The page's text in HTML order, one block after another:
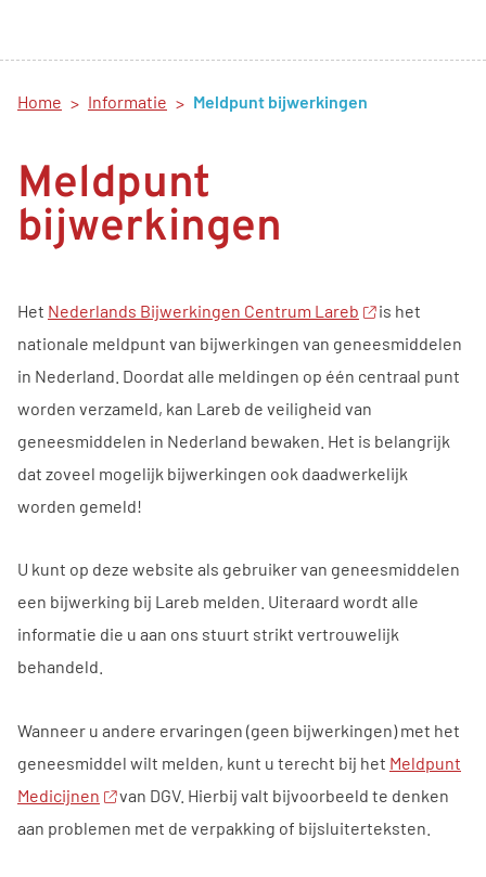
Home Informatie Meldpunt bijwerkingen
Meldpunt
bijwerkingen
Het Nederlands Bijwerkingen Centrum Lareb
is het
nationale meldpunt van bijwerkingen van geneesmiddelen
in Nederland. Doordat alle meldingen op één centraal punt
worden verzameld, kan Lareb de veiligheid van
geneesmiddelen in Nederland bewaken. Het is belangrijk
dat zoveel mogelijk bijwerkingen ook daadwerkelijk
worden gemeld!
U kunt op deze website als gebruiker van geneesmiddelen
een bijwerking bij Lareb melden. Uiteraard wordt alle
informatie die u aan ons stuurt strikt vertrouwelijk
behandeld.
Wanneer u andere ervaringen (geen bijwerkingen) met het
geneesmiddel wilt melden, kunt u terecht bij het Meldpunt
Medicijnen
van DGV. Hierbij valt bijvoorbeeld te denken
aan problemen met de verpakking of bijsluiterteksten.